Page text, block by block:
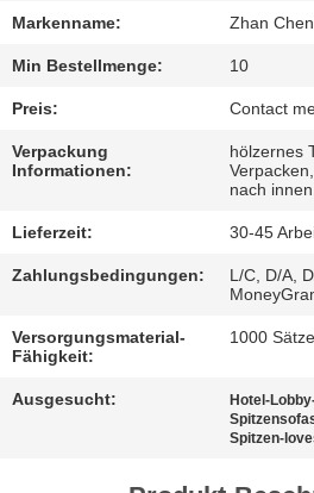
UM
EIN
ANGEBOT
SITEMAP
BESTIMMUNGEN
Markenname: Zhan
Min Bestellmenge: 10
Preis: Contact
Verpackung
Informationen:
hölzernes
nach
Lieferzeit: 30-45
Zahlungsbedingungen:
L/C, D/A,
Versorgungsmaterial-
Fähigkeit:
1000
Ausgesucht: Hotel-
Spitzen-